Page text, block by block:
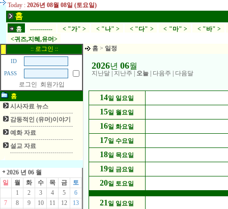
Today : 2026년 08월 08일 (토요일)
홈
홈 ----------- < "가" > < "나" > < "다" > < "마" > < "바" >
<귀즈,지혜,유머>
:: 로그인 ::
ID
PASS
로그인
회원가입
홈
시사자료 뉴스
감동적인 (유머)이야기
예화 자료
설교 자료
2026 년 06 월
일
월 화 수 목 금
토
1
2 3 4 5
6
7
8 9 10 11 12
13
홈 > 일정
2026년 06월
지난달 지난주 오늘 다음주 다음달
14일 일요일
15일 월요일
16일 화요일
17일 수요일
18일 목요일
19일 금요일
20일 토요일
21 일 일요일